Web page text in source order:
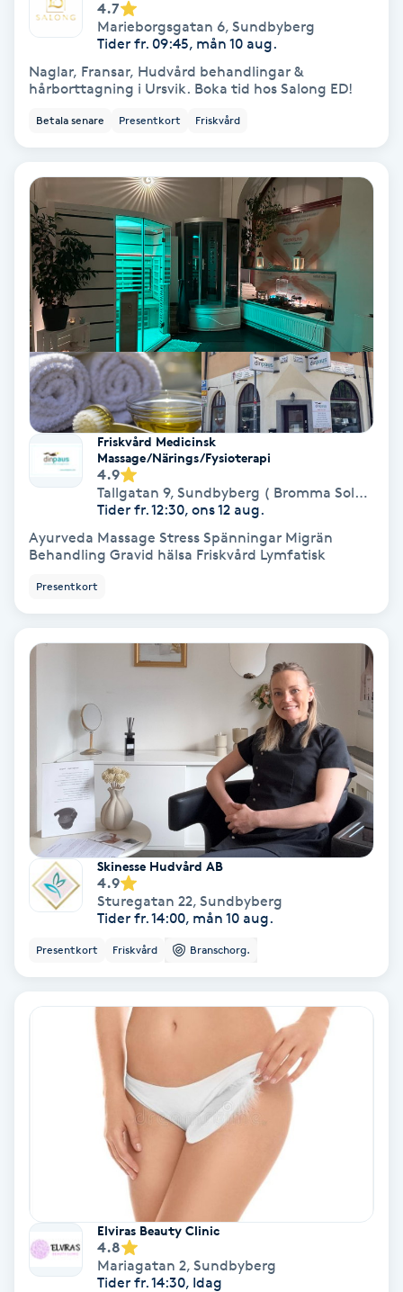
Läpptatuering
Makeup
Manikyr & Pedikyr
Massage
Medial vägledning
Medicinsk massage
Meditation
Medium
Megavolymfransar
Melasma
Mesoterapi
Mixfransar
Nagelförlängning
Nagelförlängning akryl
Nagelförlängning gelé
Nagelförlängning glasfiber
Nagelförlängning silke
Nagelförstärkning
Nagelvård
4.7
Marieborgsgatan 6, Sundbyberg
Tider fr. 09:45, mån 10 aug.
Naglar, Fransar, Hudvård behandlingar &
hårborttagning i Ursvik. Boka tid hos Salong ED!
Betala senare Presentkort Friskvård
Friskvård Medicinsk
Massage/Närings/Fysioterapi
4.9
Tallgatan 9, Sundbyberg ( Bromma Solna )
Tider fr. 12:30, ons 12 aug.
Ayurveda Massage Stress Spänningar Migrän
Behandling Gravid hälsa Friskvård Lymfatisk
Presentkort
Skinesse Hudvård AB
4.9
Sturegatan 22, Sundbyberg
Tider fr. 14:00, mån 10 aug.
Presentkort Friskvård Branschorg.
Elviras Beauty Clinic
4.8
Mariagatan 2, Sundbyberg
Tider fr. 14:30, Idag